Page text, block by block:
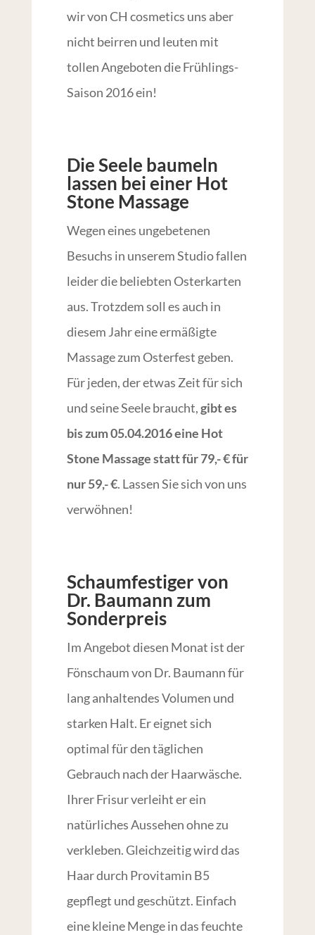
wir von CH cosmetics uns aber
nicht beirren und leuten mit
tollen Angeboten die Frühlings-
Saison 2016 ein!
Die Seele baumeln
lassen bei einer Hot
Stone Massage
Wegen eines ungebetenen
Besuchs in unserem Studio fallen
leider die beliebten Osterkarten
aus. Trotzdem soll es auch in
diesem Jahr eine ermäßigte
Massage zum Osterfest geben.
Für jeden, der etwas Zeit für sich
und seine Seele braucht,gibt es
bis zum 05.04.2016 eine Hot
Stone Massage statt für 79,- € für
nur 59,- €. Lassen Sie sich von uns
verwöhnen!
Schaumfestiger von
Dr. Baumann zum
Sonderpreis
Im Angebot diesen Monat ist der
Fönschaum von Dr. Baumann für
lang anhaltendes Volumen und
starken Halt. Er eignet sich
optimal für den täglichen
Gebrauch nach der Haarwäsche.
Ihrer Frisur verleiht er ein
natürliches Aussehen ohne zu
verkleben. Gleichzeitig wird das
Haar durch Provitamin B5
gepflegt und geschützt. Einfach
eine kleine Menge in das feuchte